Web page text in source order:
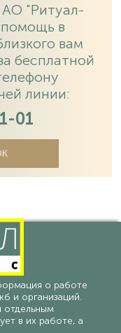
АО "Ритуал-
в
вам
бесплатной
линии:
01
о работе
и организаций.
отдельным
в их работе, а